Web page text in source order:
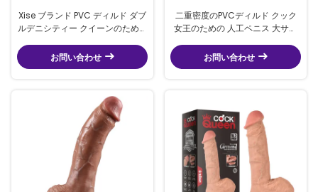
Xise ブランド PVC ディルド ダブ
ルデニシティー クイーンのための
ズ 10.43 インチ
お問い合わせ
二重密度のPVCディルド クック
女王のための 人工ペニス 大サイ
お問い合わせ